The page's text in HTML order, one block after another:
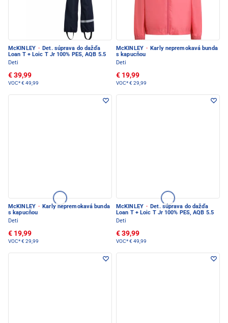
McKINLEY · Det. súprava do dažďa
Loan T + Loic T Jr 100% PES, AQB 5.5
Deti
€ 39,99
VOC*€ 49,99
McKINLEY · Karly nepremokavá bunda
s kapucňou
Deti
€ 19,99
VOC*€ 29,99
McKINLEY · Karly nepremokavá bunda
s kapucňou
Deti
€ 19,99
VOC*€ 29,99
McKINLEY · Det. súprava do dažďa
Loan T + Loic T Jr 100% PES, AQB 5.5
Deti
€ 39,99
VOC*€ 49,99